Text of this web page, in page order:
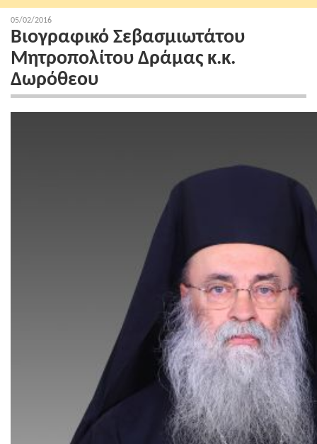
05/02/2016
Βιογραφικό Σεβασμιωτάτου
Μητροπολίτου Δράμας κ.κ.
Δωρόθεου